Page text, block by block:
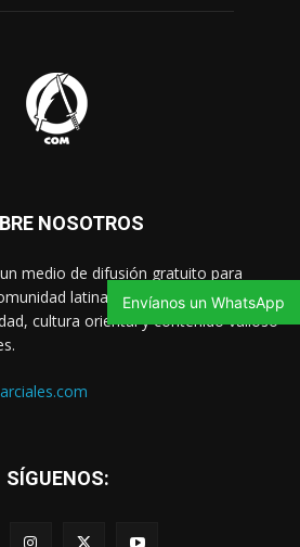
NOSOTROS
medio de difusión gratuito para
latina las noticias de artes
cultura oriental y contenido valioso
SÍGUENOS:
Envíanos un WhatsApp